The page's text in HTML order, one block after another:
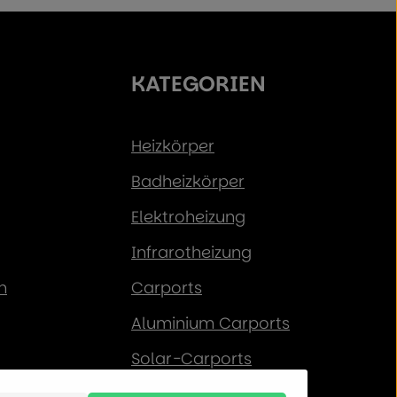
KATEGORIEN
Heizkörper
Badheizkörper
Elektroheizung
Infrarotheizung
Carports
Aluminium Carports
Solar-Carports